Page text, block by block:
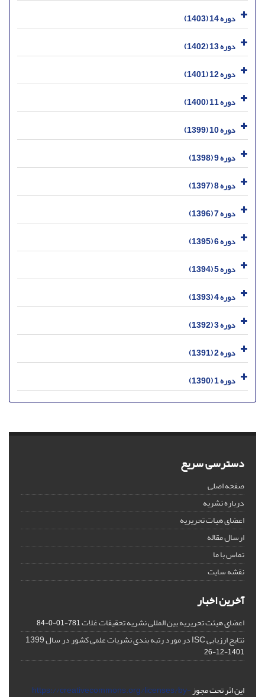
دوره 14 (1403)
دوره 13 (1402)
دوره 12 (1401)
دوره 11 (1400)
دوره 10 (1399)
دوره 9 (1398)
دوره 8 (1397)
دوره 7 (1396)
دوره 6 (1395)
دوره 5 (1394)
دوره 4 (1393)
دوره 3 (1392)
دوره 2 (1391)
دوره 1 (1390)
دسترسی سریع
صفحه اصلی
درباره نشریه
اعضای هیات تحریریه
ارسال مقاله
تماس با ما
نقشه سایت
آخرین اخبار
اعضای هیئت تحریریه بین المللی نشریه تحقیقات غلات781-01-0-84
نتایج ارزیابی ISC در مورد رتبه بندی نشریات علمی کشور در سال 1399
1401-12-26
این اثر تحت مجوزhttps://creativecommons.org/licenses/by-